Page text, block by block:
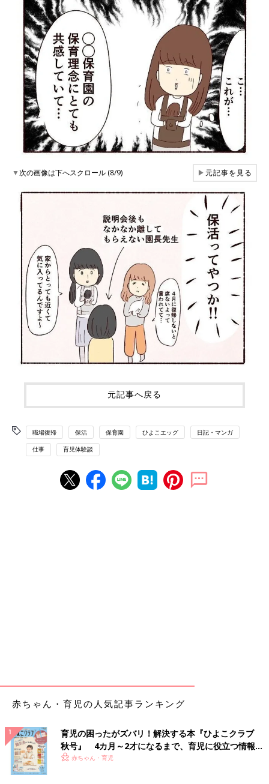
▼次の画像は下へスクロール (8/9) ▶元記事を見る
元記事へ戻る
職場復帰 保活 保育園 ひよこエッグ 日記・マンガ
仕事 育児体験談
赤ちゃん・育児の人気記事ランキング
育児の困ったがズバリ！解決する本『ひよこクラブ
秋号』 4カ月～2才になるまで、育児に役立つ情報が
いっぱい！
赤ちゃん・育児